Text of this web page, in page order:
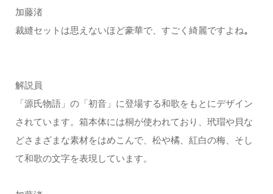
加藤渚
裁縫セットは思えないほど豪華で、すごく綺麗ですよね。
解説員
「源氏物語」の「初音」に登場する和歌をもとにデザイン
されています。箱本体には桐が使われており、玳瑁や貝な
どさまざまな素材をはめこんで、松や橘、紅白の梅、そし
て和歌の文字を表現しています。